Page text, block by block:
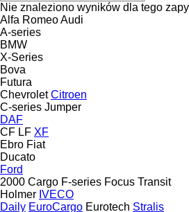
Nie znaleziono wyników dla tego
Alfa RomeoAudi
A-series
BMW
X-Series
Bova
Futura
Chevrolet Citroen
C-series Jumper
DAF
CF LF XF
Ebro Fiat
Ducato
Ford
2000 Cargo F-series Focus Transit
Holmer IVECO
Daily EuroCargo Eurotech Stralis